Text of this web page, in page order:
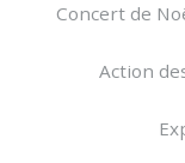
Concert de
Action